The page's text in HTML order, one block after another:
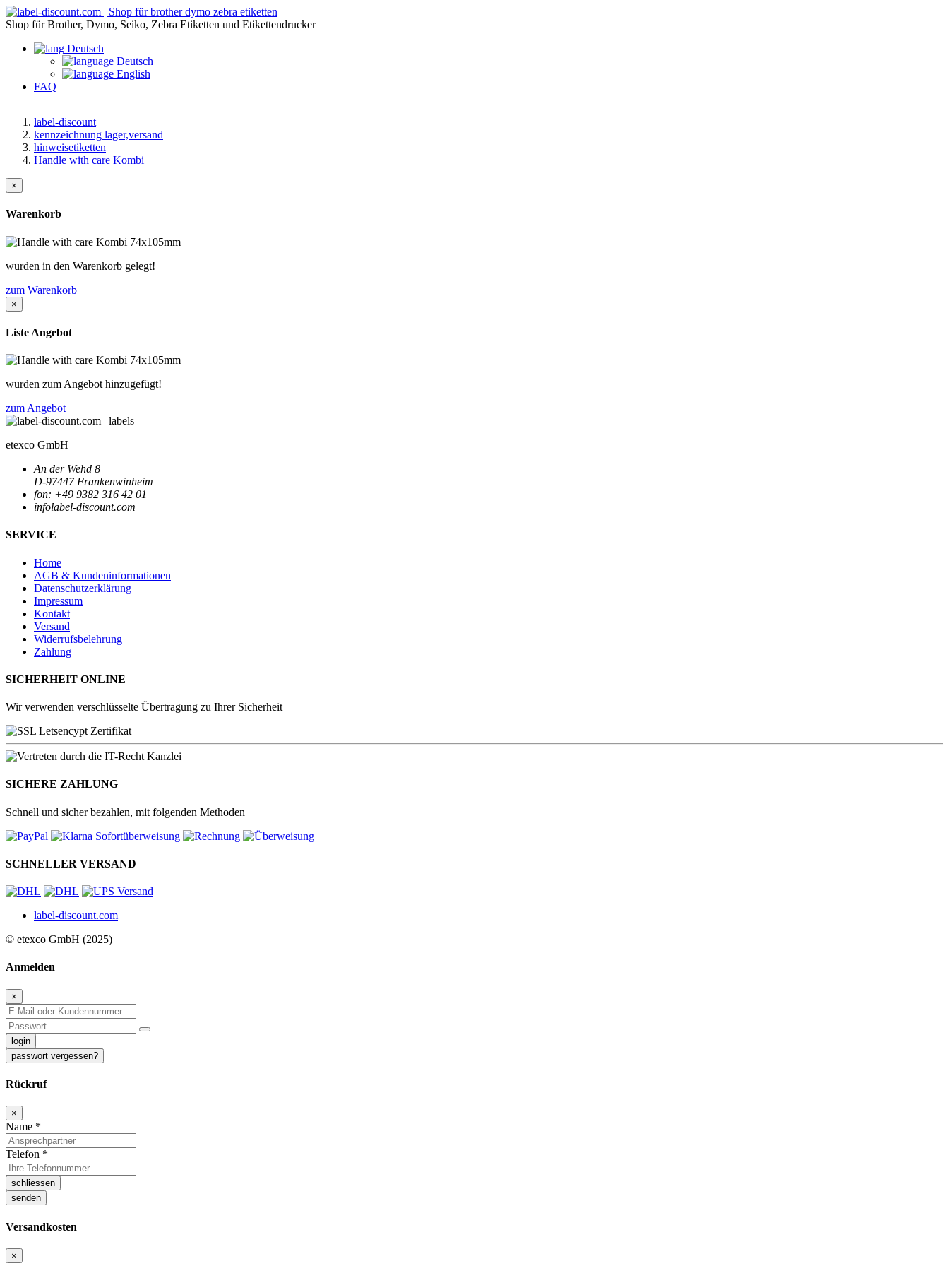
Shop für Brother, Dymo, Seiko, Zebra Etiketten und Etikettendrucker
Deutsch
Deutsch
English
FAQ
label-discount
kennzeichnung lager,versand
hinweisetiketten
Handle with care Kombi
×
Warenkorb
wurden in den Warenkorb gelegt!
zum Warenkorb
×
Liste Angebot
wurden zum Angebot hinzugefügt!
zum Angebot
etexco GmbH
An der Wehd 8
D-97447 Frankenwinheim
fon: +49 9382 316 42 01
infolabel-discount.com
SERVICE
Home
AGB & Kundeninformationen
Datenschutzerklärung
Impressum
Kontakt
Versand
Widerrufsbelehrung
Zahlung
SICHERHEIT ONLINE
Wir verwenden verschlüsselte Übertragung zu Ihrer Sicherheit
SICHERE ZAHLUNG
Schnell und sicher bezahlen, mit folgenden Methoden
SCHNELLER VERSAND
label-discount.com
© etexco GmbH (2025)
Anmelden
×
login
passwort vergessen?
Rückruf
×
Name *
Telefon *
schliessen
senden
Versandkosten
×